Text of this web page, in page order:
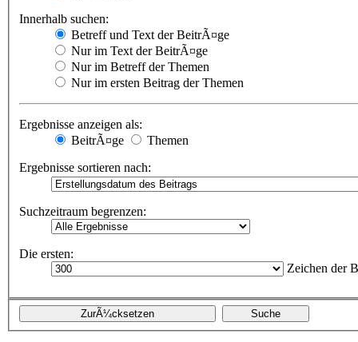
Innerhalb suchen:
Betreff und Text der BeitrÃ¤ge
Nur im Text der BeitrÃ¤ge
Nur im Betreff der Themen
Nur im ersten Beitrag der Themen
Ergebnisse anzeigen als:
BeitrÃ¤ge
Themen
Ergebnisse sortieren nach:
Suchzeitraum begrenzen:
Die ersten:
Zeichen der